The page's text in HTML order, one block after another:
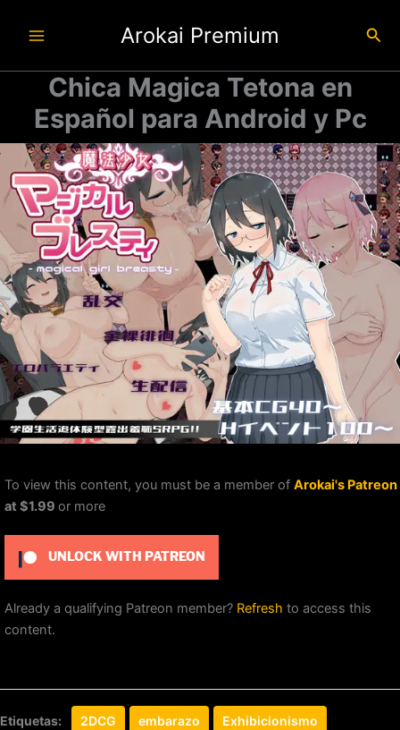
Arokai Premium
Chica Magica Tetona en
Español para Android y Pc
To view this content, you must be a member of Arokai's Patreon
at $1.99 or more
UNLOCK WITH PATREON
Already a qualifying Patreon member? Refresh to access this
content.
Etiquetas: 2DCG embarazo Exhibicionismo